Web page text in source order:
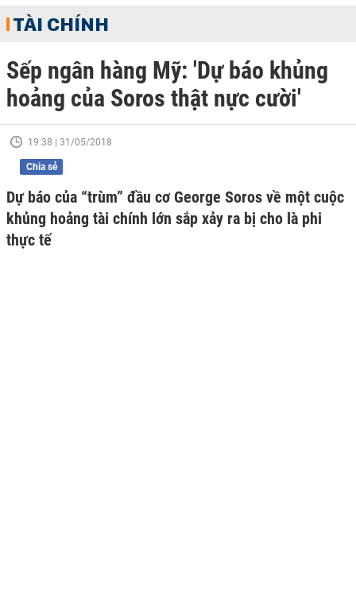
TÀI CHÍNH
Sếp ngân hàng Mỹ: 'Dự báo khủng
hoảng của Soros thật nực cười'
19:38 | 31/05/2018
Chia sẻ
Dự báo của “trùm” đầu cơ George Soros về một cuộc
khủng hoảng tài chính lớn sắp xảy ra bị cho là phi
thực tế